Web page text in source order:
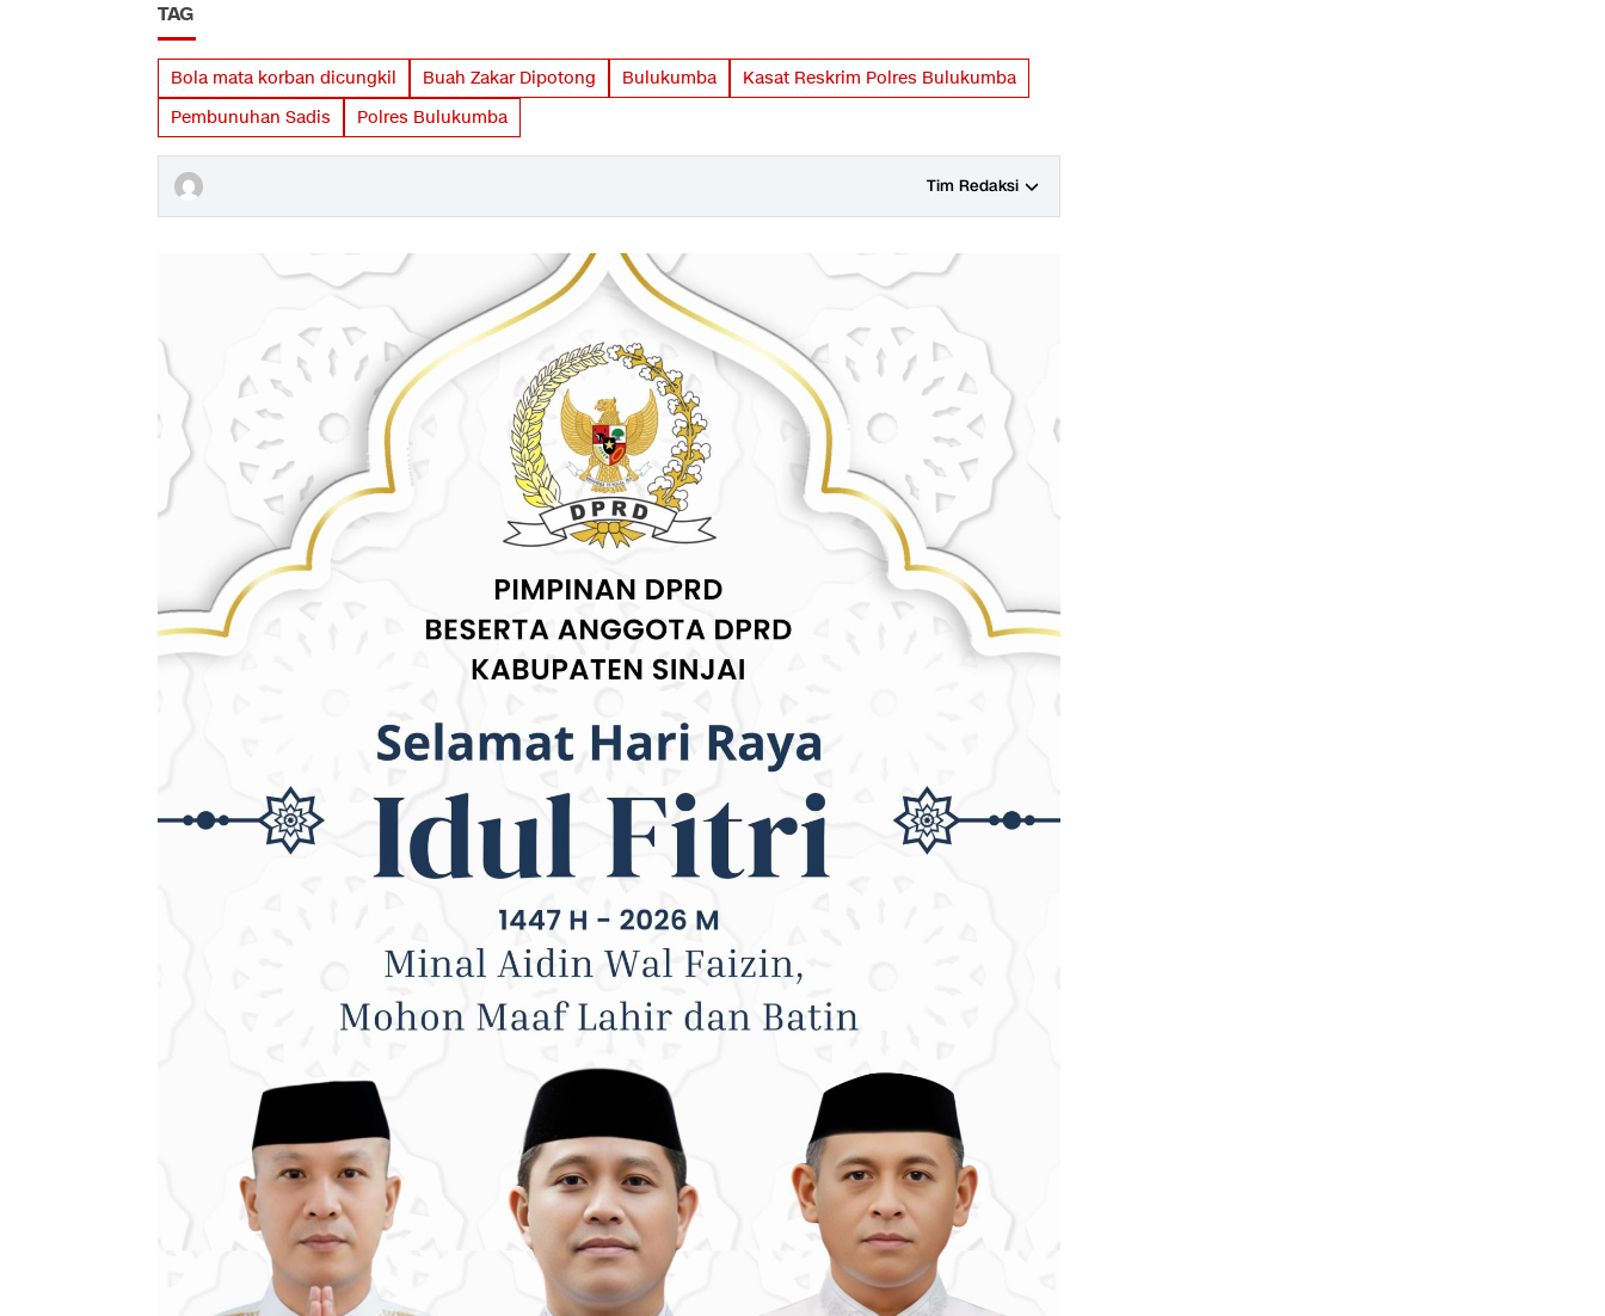
TAG
Bola mata korban dicungkil Buah Zakar Dipotong Bulukumba
Kasat Reskrim Polres Bulukumba
Pembunuhan Sadis
Polres Bulukumba
Tim Redaksi